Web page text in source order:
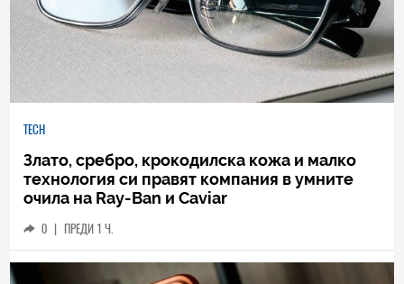
TECH
Злато, сребро, крокодилска кожа и малко
технология си правят компания в умните
очила на Ray-Ban и Caviar
0 | ПРЕДИ 1 Ч.